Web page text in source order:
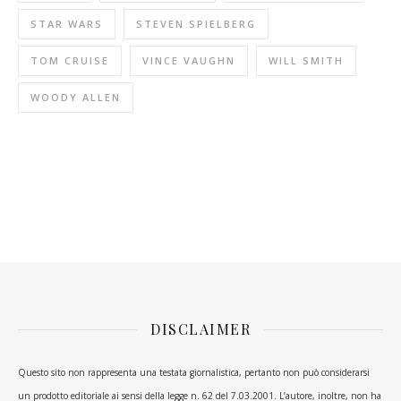
STAR WARS STEVEN SPIELBERG
TOM CRUISE VINCE VAUGHN WILL SMITH
WOODY ALLEN
DISCLAIMER
Questo sito non rappresenta una testata giornalistica, pertanto non può considerarsi
un prodotto editoriale ai sensi della legge n. 62 del 7.03.2001. L’autore, inoltre, non ha